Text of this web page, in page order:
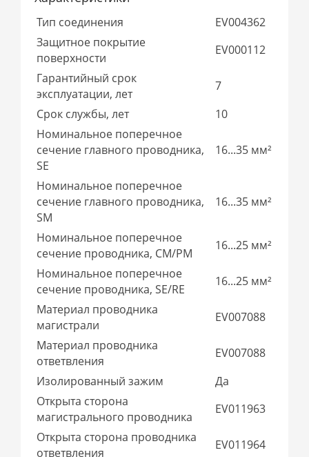
Тип соединения
EV004362
Защитное покрытие
поверхности
EV000112
Гарантийный срок
эксплуатации, лет
7
Срок службы, лет
10
Номинальное поперечное
сечение главного проводника,
SE
16...35 мм²
Номинальное поперечное
сечение главного проводника,
SM
16...35 мм²
Номинальное поперечное
сечение проводника, СМ/РМ
16...25 мм²
Номинальное поперечное
сечение проводника, SE/RE
16...25 мм²
Материал проводника
магистрали
EV007088
Материал проводника
ответвления
EV007088
Изолированный зажим
Да
Открыта сторона
магистрального проводника
EV011963
Открыта сторона проводника
ответвления
EV011964